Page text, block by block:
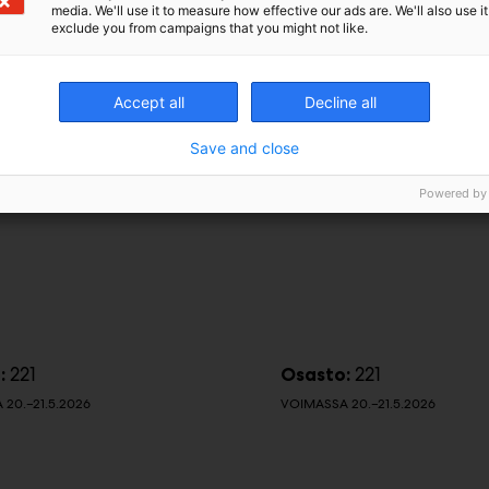
Vastus Ab
ja
221
20.–21.5.2026
Oy Meyer Vastus Ab
Lämpötilan säätö ja
Osasto: 221
VOIMASSA 20.–21.5.2026
media. We'll use it to measure how effective our ads are. We'll also use
exclude you from campaigns that you might not like.
Accept all Decline all
Save and close
Powered by